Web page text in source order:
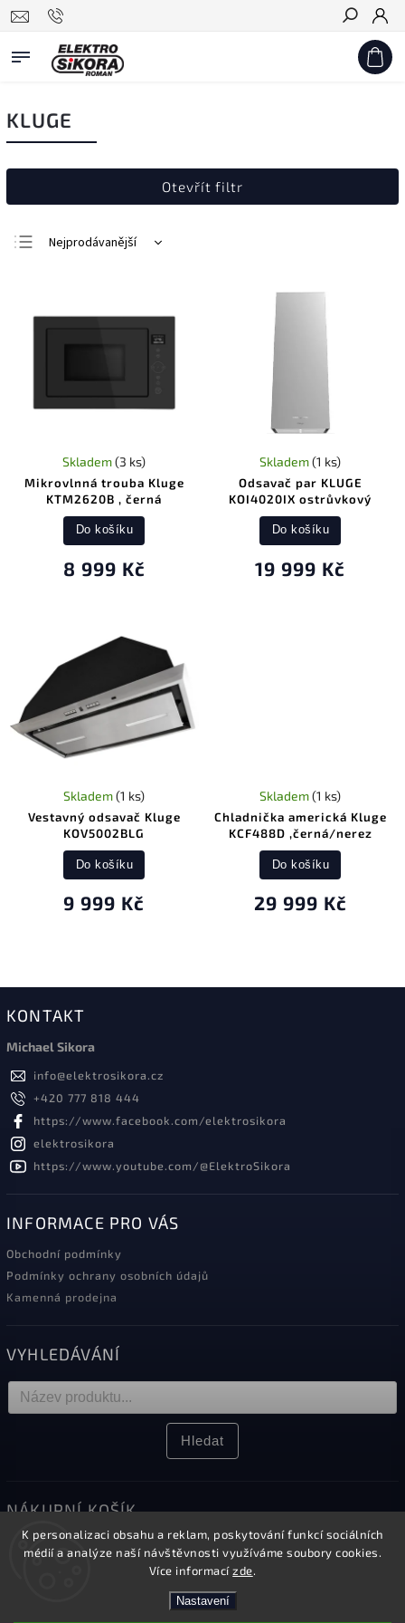
K personalizaci obsahu a reklam, poskytování funkcí sociálních
médií a analýze naší návštěvnosti využíváme soubory cookies.
Více informacízde.
Nastavení
Hledat
KLUGE
Otevřít filtr
Nejprodávanější
Mikrovlnná trouba Kluge
KTM2620B , černá
Skladem(3 ks)
8 999 Kč
Do košíku
Odsavač par KLUGE
KOI4020IX ostrůvkový
Skladem(1 ks)
19 999 Kč
Do košíku
Vestavný odsavač Kluge
KOV5002BLG
Skladem(1 ks)
9 999 Kč
Do košíku
Chladnička americká Kluge
KCF488D ,černá/nerez
Skladem(1 ks)
29 999 Kč
Do košíku
KONTAKT
Michael Sikora
info@elektrosikora.cz
+420 777 818 444
https://www.facebook.com/elektrosikora
elektrosikora
https://www.youtube.com/@ElektroSikora
INFORMACE PRO VÁS
Obchodní podmínky
Podmínky ochrany osobních údajů
Kamenná prodejna
VYHLEDÁVÁNÍ
Hledat
NÁKUPNÍ KOŠÍK
0ks /0 Kč